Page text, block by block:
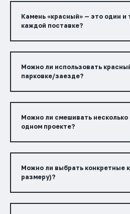
Камень «красный» — это один и
каждой поставке?
Можно ли использовать
парковке/заезде?
Можно ли смешивать несколько
одном проекте?
Можно ли выбрать конкретные
размеру)?